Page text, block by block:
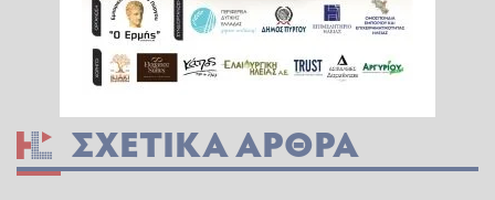
ΣΧΕΤΙΚΆ ΆΡΘΡΑ